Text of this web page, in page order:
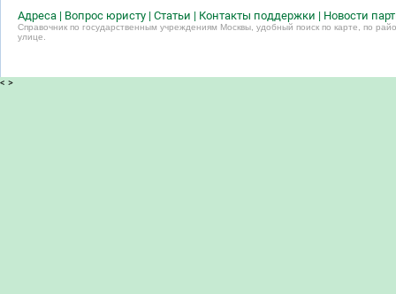
Адреса | Вопрос юристу | Статьи | Контакты поддержки | Новости
Справочник по государственным учреждениям Москвы, удобный поиск по карте, по
улице.
< >